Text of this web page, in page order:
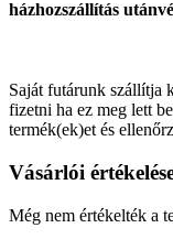
házhozszállítás
Saját futárunk szállítja
fizetni ha ez meg lett
termék(ek)et és
Vásárlói
Még nem értékelték a